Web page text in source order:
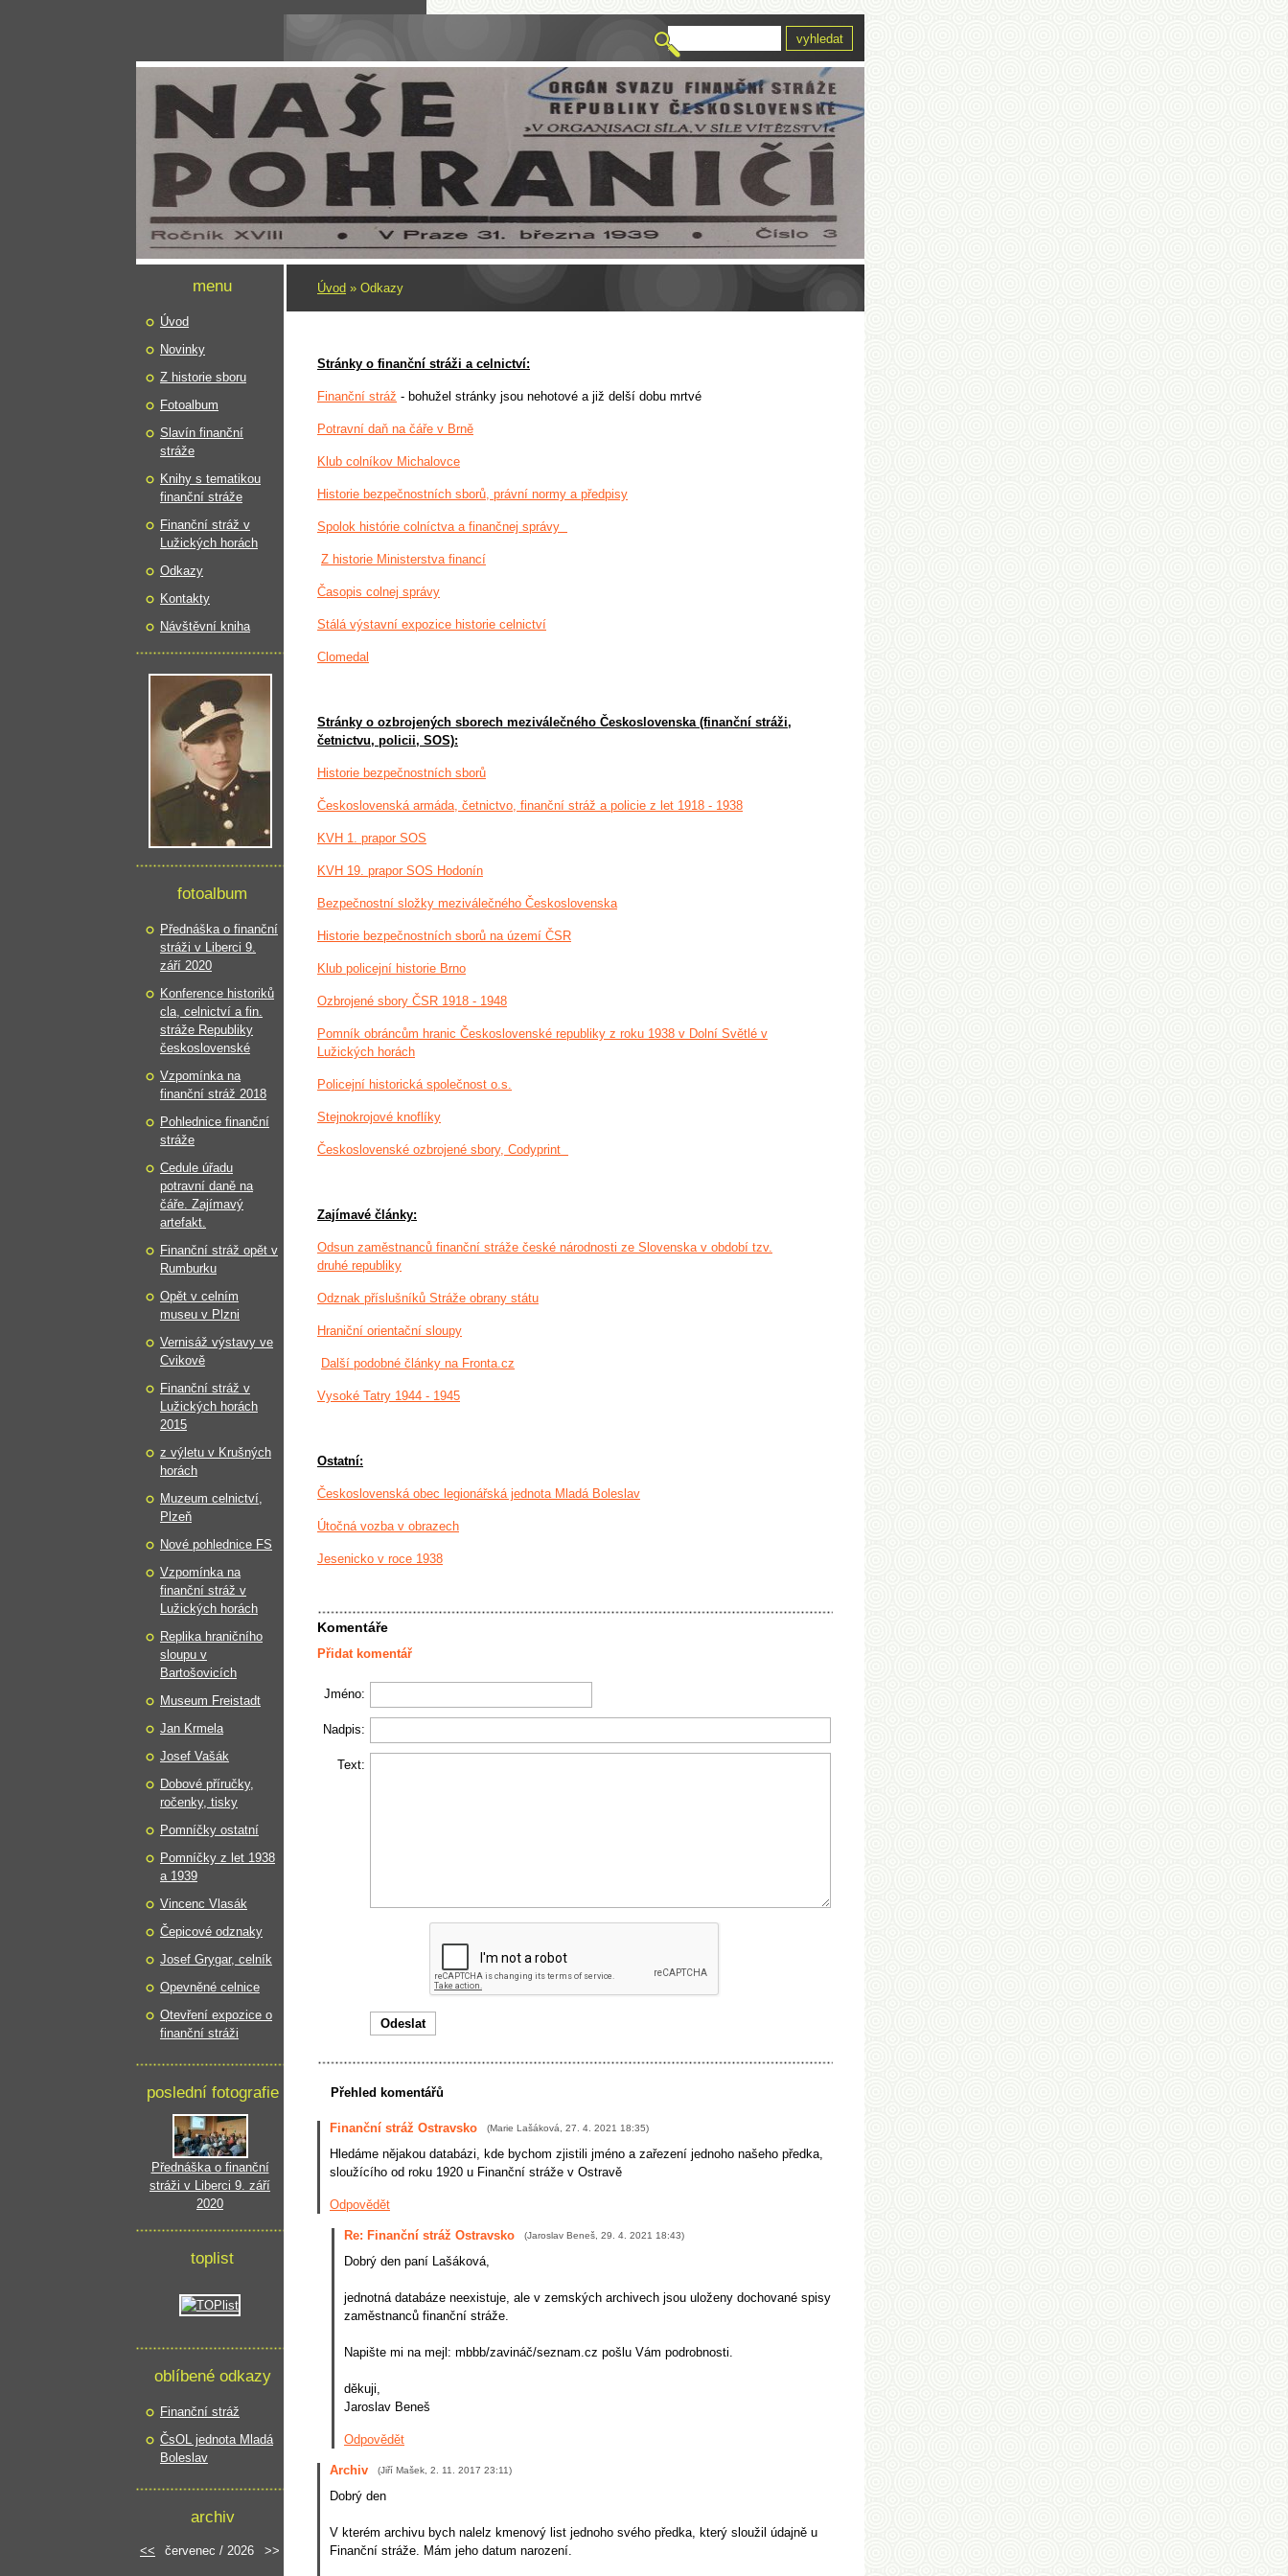
Úvod » Odkazy
Stránky o finanční stráži a celnictví:
Finanční stráž - bohužel stránky jsou nehotové a již delší dobu mrtvé
Potravní daň na čáře v Brně
Klub colníkov Michalovce
Historie bezpečnostních sborů, právní normy a předpisy
Spolok histórie colníctva a finančnej správy
Z historie Ministerstva financí
Časopis colnej správy
Stálá výstavní expozice historie celnictví
Clomedal
Stránky o ozbrojených sborech meziválečného Československa (finanční stráži,
četnictvu, policii, SOS):
Historie bezpečnostních sborů
Československá armáda, četnictvo, finanční stráž a policie z let 1918 - 1938
KVH 1. prapor SOS
KVH 19. prapor SOS Hodonín
Bezpečnostní složky meziválečného Československa
Historie bezpečnostních sborů na území ČSR
Klub policejní historie Brno
Ozbrojené sbory ČSR 1918 - 1948
Pomník obráncům hranic Československé republiky z roku 1938 v Dolní Světlé v
Lužických horách
Policejní historická společnost o.s.
Stejnokrojové knoflíky
Československé ozbrojené sbory, Codyprint
Zajímavé články:
Odsun zaměstnanců finanční stráže české národnosti ze Slovenska v období tzv.
druhé republiky
Odznak příslušníků Stráže obrany státu
Hraniční orientační sloupy
Další podobné články na Fronta.cz
Vysoké Tatry 1944 - 1945
Ostatní:
Československá obec legionářská jednota Mladá Boleslav
Útočná vozba v obrazech
Jesenicko v roce 1938
Komentáře
Přidat komentář
Jméno:
Nadpis:
Text:
Přehled komentářů
Finanční stráž Ostravsko (Marie Lašáková 27. 4. 2021 18:35)
Hledáme nějakou databázi, kde bychom zjistili jméno a zařezení jednoho našeho předka,
sloužícího od roku 1920 u Finanční stráže v Ostravě
Odpovědět
Re: Finanční stráž Ostravsko (Jaroslav Beneš 29. 4. 2021 18:43)
Dobrý den paní Lašáková,
jednotná databáze neexistuje, ale v zemských archivech jsou uloženy dochované spisy
zaměstnanců finanční stráže.
Napište mi na mejl: mbbb/zavináč/seznam.cz pošlu Vám podrobnosti.
děkuji,
Jaroslav Beneš
Odpovědět
Archiv (Jiří Mašek 2. 11. 2017 23:11)
Dobrý den
V kterém archivu bych nalelz kmenový list jednoho svého předka, který sloužil údajně u
Finanční stráže. Mám jeho datum narození.
menu
Úvod
Novinky
Z historie sboru
Fotoalbum
Slavín finanční
stráže
Knihy s tematikou
finanční stráže
Finanční stráž v
Lužických horách
Odkazy
Kontakty
Návštěvní kniha
fotoalbum
Přednáška o finanční
stráži v Liberci 9.
září 2020
Konference historiků
cla, celnictví a fin.
stráže Republiky
československé
Vzpomínka na
finanční stráž 2018
Pohlednice finanční
stráže
Cedule úřadu
potravní daně na
čáře. Zajímavý
artefakt.
Finanční stráž opět v
Rumburku
Opět v celním
museu v Plzni
Vernisáž výstavy ve
Cvikově
Finanční stráž v
Lužických horách
2015
z výletu v Krušných
horách
Muzeum celnictví,
Plzeň
Nové pohlednice FS
Vzpomínka na
finanční stráž v
Lužických horách
Replika hraničního
sloupu v
Bartošovicích
Museum Freistadt
Jan Krmela
Josef Vašák
Dobové příručky,
ročenky, tisky
Pomníčky ostatní
Pomníčky z let 1938
a 1939
Vincenc Vlasák
Čepicové odznaky
Josef Grygar, celník
Opevněné celnice
Otevření expozice o
finanční stráži
poslední fotografie
Přednáška o finanční
stráži v Liberci 9. září
2020
toplist
oblíbené odkazy
Finanční stráž
ČsOL jednota Mladá
Boleslav
archiv
<< červenec / 2026 >>